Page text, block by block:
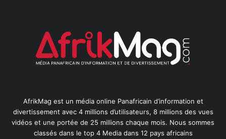
AfrikMag est un média online Panafricain d’information et
divertissement avec 4 millions d’utilisateurs, 8 millions des vues
vidéos et une portée de 25 millions chaque mois. Nous sommes
classés dans le top 4 Media dans 12 pays africains